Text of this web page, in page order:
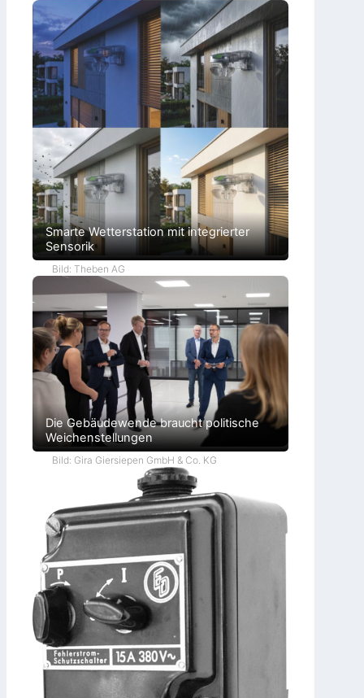
Smarte Wetterstation mit integrierter
Sensorik
Bild: Theben AG
Die Gebäudewende braucht politische
Weichenstellungen
Bild: Gira Giersiepen GmbH & Co. KG